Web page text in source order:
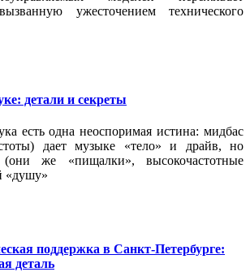
ужесточением технического
детали и секреты
есть одна неоспоримая истина: мидбас
дает музыке «тело» и драйв, но
же «пищалки», высокочастотные
«душу»
поддержка в Санкт-Петербурге:
деталь